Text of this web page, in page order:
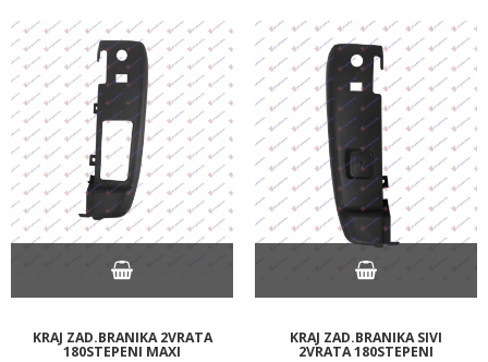
KRAJ ZAD.BRANIKA 2VRATA
180STEPENI MAXI
KRAJ ZAD.BRANIKA SIVI
2VRATA 180STEPENI